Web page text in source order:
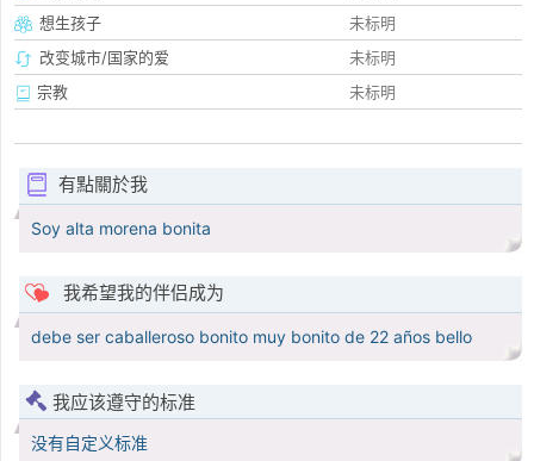
想生孩子
未标明
改变城市/国家的爱
未标明
宗教
未标明
有點關於我
Soy alta morena bonita
我希望我的伴侣成为
debe ser caballeroso bonito muy bonito de 22 años bello
我应该遵守的标准
没有自定义标准